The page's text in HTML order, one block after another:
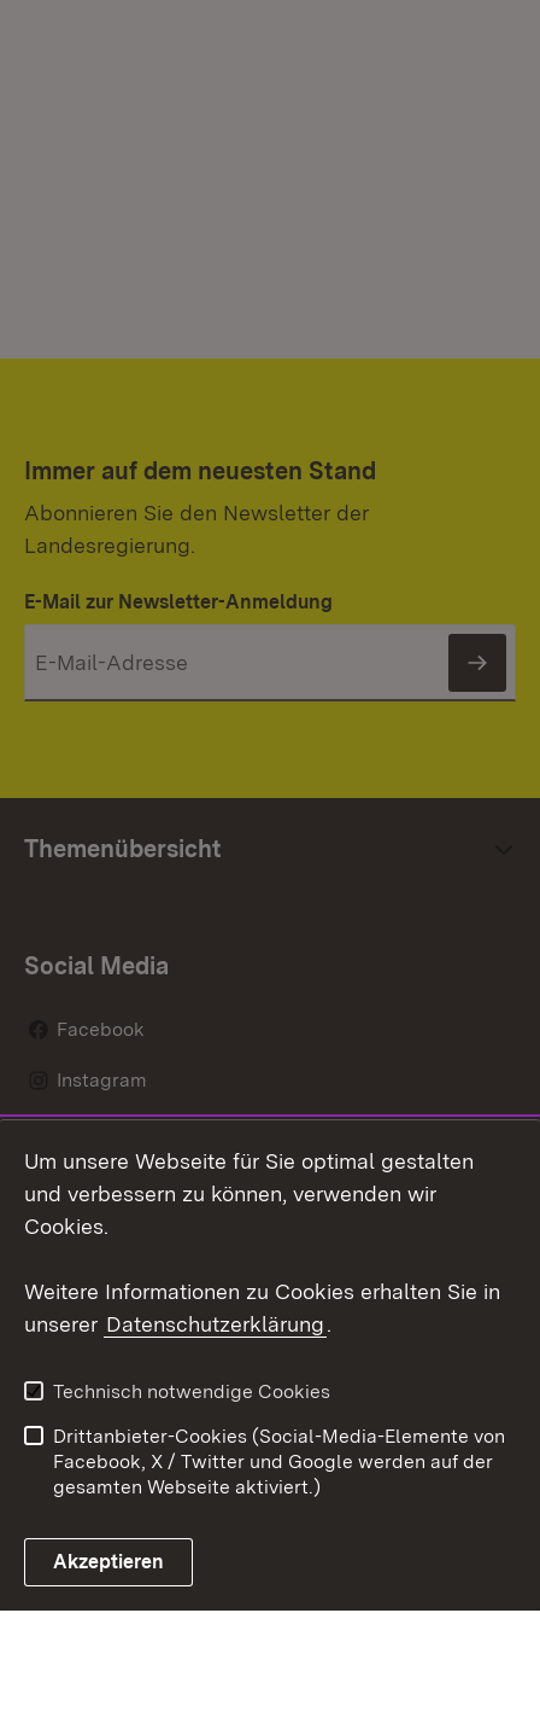
Immer auf dem neuesten Stand
Abonnieren Sie den Newsletter der
Landesregierung.
E-Mail zur Newsletter-Anmeldung
Themenübersicht
Social Media
Facebook
Instagram
Mastodon
Youtube
Link zum Landesportal
Kontakt
Datenschutz
Barrierefreiheit
Impressum Cookies
Um unsere Webseite für Sie optimal gestalten
und verbessern zu können, verwenden wir
Cookies.
Weitere Informationen zu Cookies erhalten Sie in
unserer Datenschutzerklärung.
Technisch notwendige Cookies
Drittanbieter-Cookies (Social-Media-Elemente von
Facebook, X / Twitter und Google werden auf der
gesamten Webseite aktiviert.)
Akzeptieren